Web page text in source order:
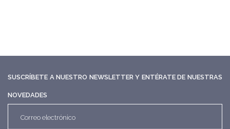
SUSCRÍBETE A NUESTRO NEWSLETTER Y ENTÉRATE DE NUESTRAS
NOVEDADES